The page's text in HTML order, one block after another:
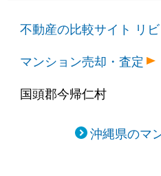
不動産の比較サイト リ
マンション売却・査定
国頭郡今帰仁村
沖縄県のマ